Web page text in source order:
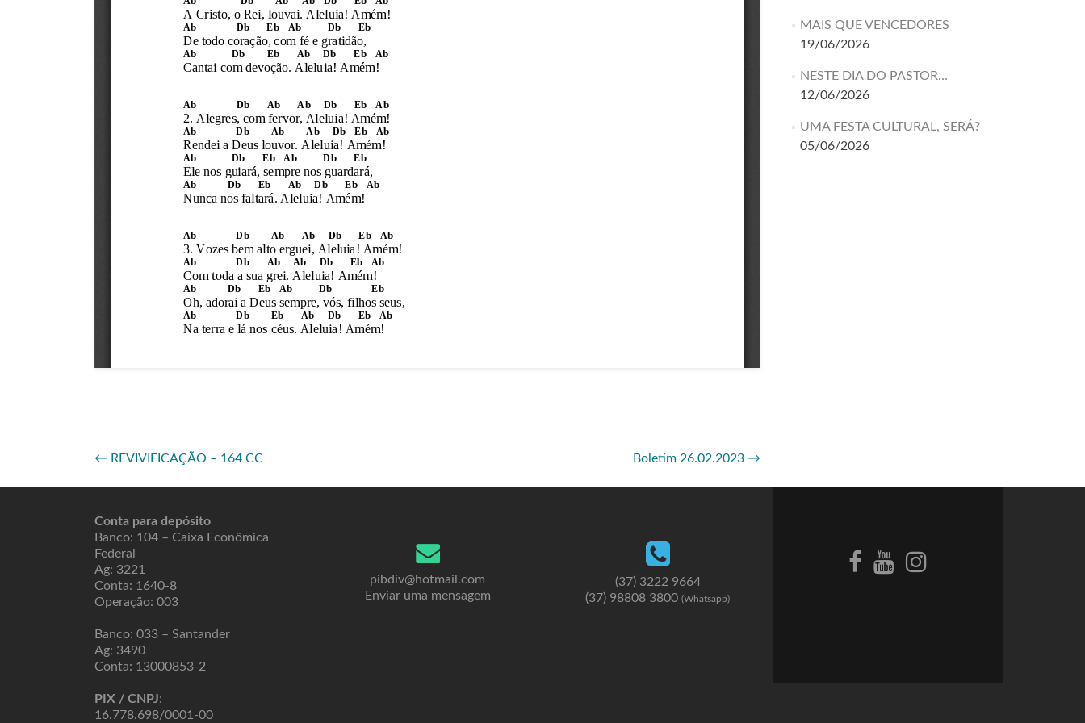
← REVIVIFICAÇÃO – 164 CC Boletim 26.02.2023 →
MAIS QUE VENCEDORES
19/06/2026
NESTE DIA DO PASTOR…
12/06/2026
UMA FESTA CULTURAL, SERÁ?
05/06/2026
Conta para depósito
Banco: 104 – Caixa Econômica
Federal
Ag: 3221
Conta: 1640-8
Operação: 003
Banco: 033 – Santander
Ag: 3490
Conta: 13000853-2
PIX / CNPJ:
16.778.698/0001-00
pibdiv@hotmail.com
Enviar uma mensagem
(37) 3222 9664
(37) 98808 3800 (Whatsapp)